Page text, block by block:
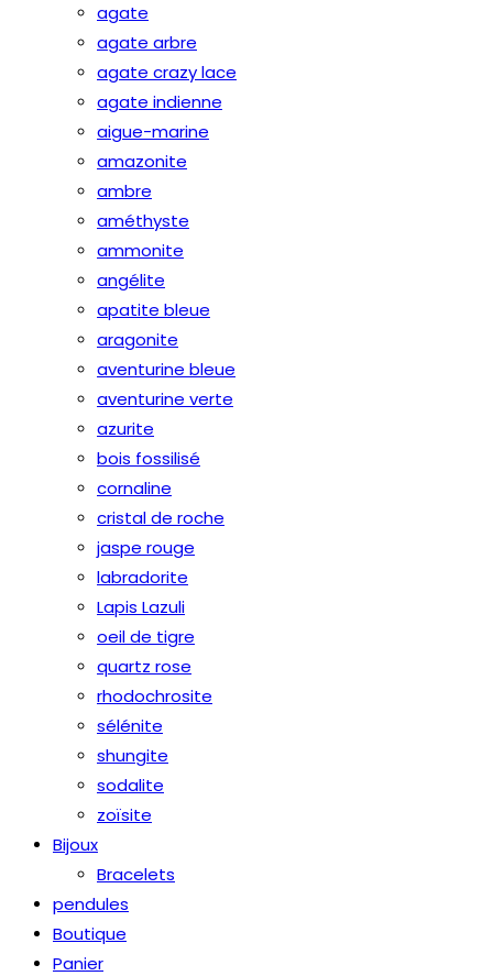
agate
agate arbre
agate crazy lace
agate indienne
aigue-marine
amazonite
ambre
améthyste
ammonite
angélite
apatite bleue
aragonite
aventurine bleue
aventurine verte
azurite
bois fossilisé
cornaline
cristal de roche
jaspe rouge
labradorite
Lapis Lazuli
oeil de tigre
quartz rose
rhodochrosite
sélénite
shungite
sodalite
zoïsite
Bijoux
Bracelets
pendules
Boutique
Panier